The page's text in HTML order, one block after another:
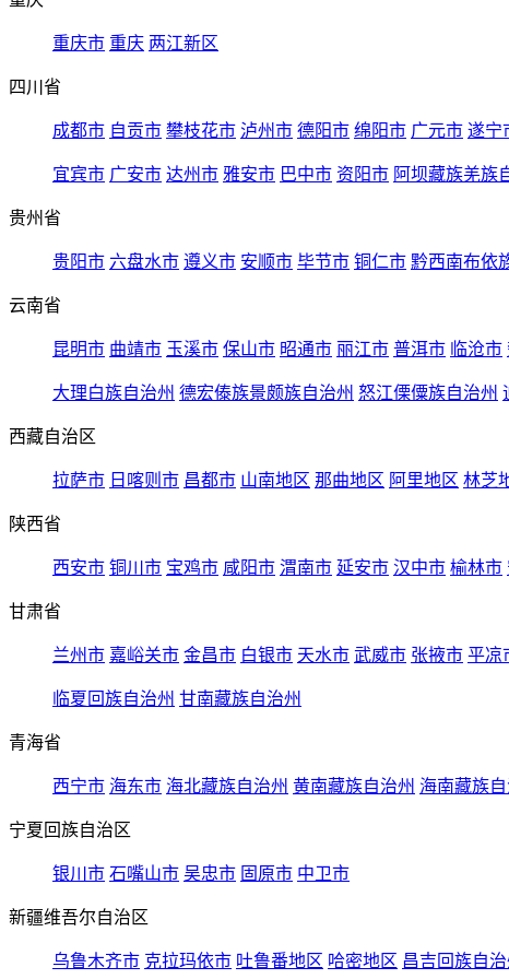
重庆市 重庆 两江新区
四川省
成都市 自贡市 攀枝花市 泸州市 德阳市 绵阳市 广元市 遂宁
宜宾市 广安市 达州市 雅安市 巴中市 资阳市 阿坝藏族羌族
贵州省
贵阳市 六盘水市 遵义市 安顺市 毕节市 铜仁市 黔西南布依
云南省
昆明市 曲靖市 玉溪市 保山市 昭通市 丽江市 普洱市 临沧市
大理白族自治州 德宏傣族景颇族自治州 怒江傈僳族自治州
西藏自治区
拉萨市 日喀则市 昌都市 山南地区 那曲地区 阿里地区 林芝
陕西省
西安市 铜川市 宝鸡市 咸阳市 渭南市 延安市 汉中市 榆林市
甘肃省
兰州市 嘉峪关市 金昌市 白银市 天水市 武威市 张掖市 平凉
临夏回族自治州 甘南藏族自治州
青海省
西宁市 海东市 海北藏族自治州 黄南藏族自治州 海南藏族自
宁夏回族自治区
银川市 石嘴山市 吴忠市 固原市 中卫市
新疆维吾尔自治区
乌鲁木齐市 克拉玛依市 吐鲁番地区 哈密地区 昌吉回族自治